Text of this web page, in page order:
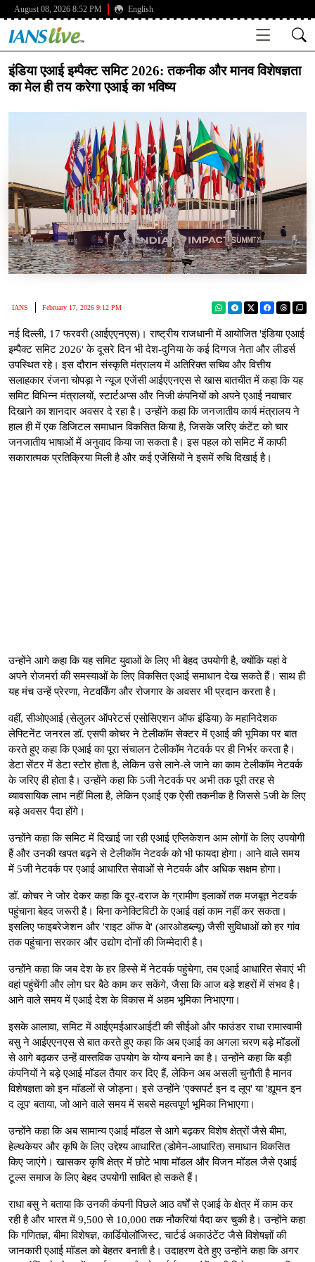
August 08, 2026 8:52 PM English
इंडिया एआई इम्पैक्ट समिट 2026: तकनीक और मानव विशेषज्ञता
का मेल ही तय करेगा एआई का भविष्य
IANS February 17, 2026 9:12 PM
नई दिल्ली, 17 फरवरी (आईएएनएस)। राष्ट्रीय राजधानी में आयोजित 'इंडिया एआई
इम्पैक्ट समिट 2026' के दूसरे दिन भी देश-दुनिया के कई दिग्गज नेता और लीडर्स
उपस्थित रहे। इस दौरान संस्कृति मंत्रालय में अतिरिक्त सचिव और वित्तीय
सलाहकार रंजना चोपड़ा ने न्यूज एजेंसी आईएएनएस से खास बातचीत में कहा कि यह
समिट विभिन्न मंत्रालयों, स्टार्टअप्स और निजी कंपनियों को अपने एआई नवाचार
दिखाने का शानदार अवसर दे रहा है। उन्होंने कहा कि जनजातीय कार्य मंत्रालय ने
हाल ही में एक डिजिटल समाधान विकसित किया है, जिसके जरिए कंटेंट को चार
जनजातीय भाषाओं में अनुवाद किया जा सकता है। इस पहल को समिट में काफी
सकारात्मक प्रतिक्रिया मिली है और कई एजेंसियों ने इसमें रुचि दिखाई है।
उन्होंने आगे कहा कि यह समिट युवाओं के लिए भी बेहद उपयोगी है, क्योंकि यहां वे
अपने रोजमर्रा की समस्याओं के लिए विकसित एआई समाधान देख सकते हैं। साथ ही
यह मंच उन्हें प्रेरणा, नेटवर्किंग और रोजगार के अवसर भी प्रदान करता है।
वहीं, सीओएआई (सेलुलर ऑपरेटर्स एसोसिएशन ऑफ इंडिया) के महानिदेशक
लेफ्टिनेंट जनरल डॉ. एसपी कोचर ने टेलीकॉम सेक्टर में एआई की भूमिका पर बात
करते हुए कहा कि एआई का पूरा संचालन टेलीकॉम नेटवर्क पर ही निर्भर करता है।
डेटा सेंटर में डेटा स्टोर होता है, लेकिन उसे लाने-ले जाने का काम टेलीकॉम नेटवर्क
के जरिए ही होता है। उन्होंने कहा कि 5जी नेटवर्क पर अभी तक पूरी तरह से
व्यावसायिक लाभ नहीं मिला है, लेकिन एआई एक ऐसी तकनीक है जिससे 5जी के लिए
बड़े अवसर पैदा होंगे।
उन्होंने कहा कि समिट में दिखाई जा रही एआई एप्लिकेशन आम लोगों के लिए उपयोगी
हैं और उनकी खपत बढ़ने से टेलीकॉम नेटवर्क को भी फायदा होगा। आने वाले समय
में 5जी नेटवर्क पर एआई आधारित सेवाओं से नेटवर्क और अधिक सक्षम होगा।
डॉ. कोचर ने जोर देकर कहा कि दूर-दराज के ग्रामीण इलाकों तक मजबूत नेटवर्क
पहुंचाना बेहद जरूरी है। बिना कनेक्टिविटी के एआई वहां काम नहीं कर सकता।
इसलिए फाइबरेजेशन और 'राइट ऑफ वे' (आरओडब्ल्यू) जैसी सुविधाओं को हर गांव
तक पहुंचाना सरकार और उद्योग दोनों की जिम्मेदारी है।
उन्होंने कहा कि जब देश के हर हिस्से में नेटवर्क पहुंचेगा, तब एआई आधारित सेवाएं भी
वहां पहुंचेंगी और लोग घर बैठे काम कर सकेंगे, जैसा कि आज बड़े शहरों में संभव है।
आने वाले समय में एआई देश के विकास में अहम भूमिका निभाएगा।
इसके आलावा, समिट में आईएमईआरआईटी की सीईओ और फाउंडर राधा रामास्वामी
बसु ने आईएएनएस से बात करते हुए कहा कि अब एआई का अगला चरण बड़े मॉडलों
से आगे बढ़कर उन्हें वास्तविक उपयोग के योग्य बनाने का है। उन्होंने कहा कि बड़ी
कंपनियों ने बड़े एआई मॉडल तैयार कर दिए हैं, लेकिन अब असली चुनौती है मानव
विशेषज्ञता को इन मॉडलों से जोड़ना। इसे उन्होंने 'एक्सपर्ट इन द लूप' या 'ह्यूमन इन
द लूप' बताया, जो आने वाले समय में सबसे महत्वपूर्ण भूमिका निभाएगा।
उन्होंने कहा कि अब सामान्य एआई मॉडल से आगे बढ़कर विशेष क्षेत्रों जैसे बीमा,
हेल्थकेयर और कृषि के लिए उद्देश्य आधारित (डोमेन-आधारित) समाधान विकसित
किए जाएंगे। खासकर कृषि क्षेत्र में छोटे भाषा मॉडल और विजन मॉडल जैसे एआई
टूल्स समाज के लिए बेहद उपयोगी साबित हो सकते हैं।
राधा बसु ने बताया कि उनकी कंपनी पिछले आठ वर्षों से एआई के क्षेत्र में काम कर
रही है और भारत में 9,500 से 10,000 तक नौकरियां पैदा कर चुकी है। उन्होंने कहा
कि गणितज्ञ, बीमा विशेषज्ञ, कार्डियोलॉजिस्ट, चार्टर्ड अकाउंटेंट जैसे विशेषज्ञों की
जानकारी एआई मॉडल को बेहतर बनाती है। उदाहरण देते हुए उन्होंने कहा कि अगर